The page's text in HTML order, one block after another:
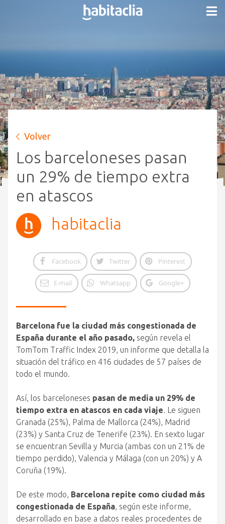
Volver
Los barceloneses pasan
un 29% de tiempo extra
en atascos
habitaclia
Facebook Twitter Pinterest
E-mail Whatsapp Google+
Barcelona fue la ciudad más congestionada de
España durante el año pasado, según revela el
TomTom Traffic Index 2019, un informe que detalla la
situación del tráfico en 416 ciudades de 57 países de
todo el mundo.
Así, los barceloneses pasan de media un 29% de
tiempo extra en atascos en cada viaje. Le siguen
Granada (25%), Palma de Mallorca (24%), Madrid
(23%) y Santa Cruz de Tenerife (23%). En sexto lugar
se encuentran Sevilla y Murcia (ambas con un 21% de
tiempo perdido), Valencia y Málaga (con un 20%) y A
Coruña (19%).
De este modo, Barcelona repite como ciudad más
congestionada de España, según este informe,
desarrollado en base a datos reales procedentes de